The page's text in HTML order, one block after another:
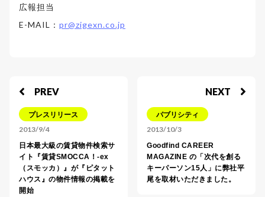
広報担当
E-MAIL： pr@zigexn.co.jp
PREV
プレスリリース
2013/9/4
日本最大級の賃貸物件検索サ
イト『賃貸SMOCCA！-ex
（スモッカ）』が『ピタット
ハウス』の物件情報の掲載を
開始
NEXT
パブリシティ
2013/10/3
Goodfind CAREER
MAGAZINE の「次代を創る
キーパーソン15人」に弊社平
尾を取材いただきました。